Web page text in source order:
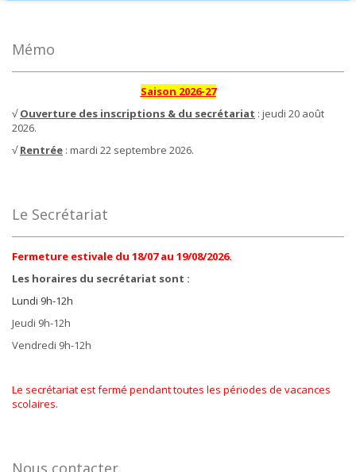
Mémo
Saison 2026-27
√Ouverture des inscriptions & du secrétariat : jeudi 20 août
2026.
√Rentrée : mardi 22 septembre 2026.
Le Secrétariat
Fermeture estivale du 18/07 au 19/08/2026.
Les horaires du secrétariat sont :
Lundi 9h-12h
Jeudi 9h-12h
Vendredi 9h-12h
Le secrétariat est fermé pendant toutes les périodes de vacances
scolaires.